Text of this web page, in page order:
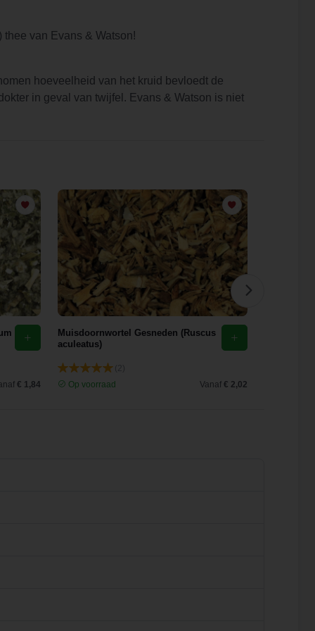
van Evans & Watson!
hoeveelheid van het kruid bevloedt de
in geval van twijfel. Evans & Watson is niet
€ 1,84
Muisdoornwortel Gesneden (Ruscus
aculeatus)
Op voorraad
Vanaf € 2,02